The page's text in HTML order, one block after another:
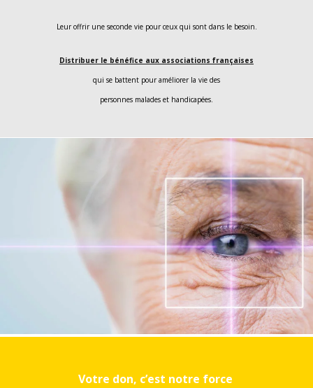
Leur offrir une seconde vie pour ceux qui sont dans le besoin.
Distribuer le bénéfice aux associations françaises
qui se battent pour améliorer la vie des
personnes malades et handicapées.
Votre don, c’est notre force